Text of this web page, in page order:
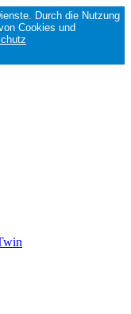
Durch die Nutzung
Cookies und